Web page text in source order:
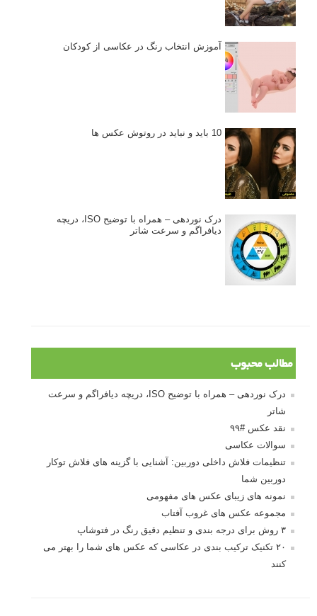
آموزش انتخاب رنگ در عکاسی از کودکان
10 باید و نباید در روتوش عکس ها
درک نوردهی – همراه با توضیح ISO، دریچه
دیافراگم و سرعت شاتر
مطالب محبوب
درک نوردهی – همراه با توضیح ISO، دریچه دیافراگم و سرعت
شاتر
نقد عکس #۹۹
سوالات عکاسی
تنظیمات فلاش داخلی دوربین: آشنایی با گزینه های فلاش توکار
دوربین شما
نمونه های زیبای عکس های مفهومی
مجموعه عکس های غروب آفتاب
۳ روش برای درجه بندی و تنظیم دقیق رنگ در فتوشاپ
۲۰ تکنیک ترکیب بندی در عکاسی که عکس های شما را بهتر می
کنند